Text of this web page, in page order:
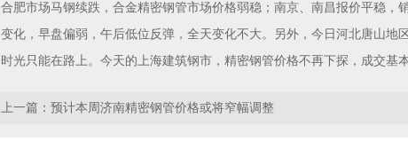
合肥市场马钢续跌，合金精密钢管市场价格弱稳；南京、南昌报价平稳
变化，早盘偏弱，午后低位反弹，全天变化不大。另外，今日河北唐山
时光只能在路上。今天的上海建筑钢市，精密钢管价格不再下探，成交基
上一篇： 预计本周济南精密钢管价格或将窄幅调整